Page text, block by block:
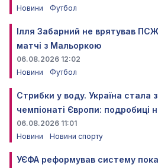
Новини
Футбол
Ілля Забарний не врятував
матчі з Мальоркою
06.08.2026 12:02
Новини
Футбол
Стрибки у воду. Україна стала
чемпіонаті Європи: подробиці
06.08.2026 11:01
Новини
Новини спорту
УЄФА реформував систему